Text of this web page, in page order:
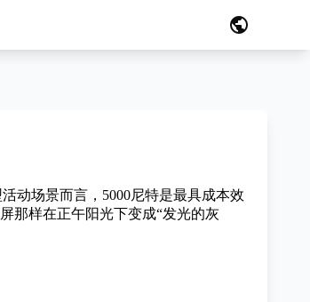
public
动场景而言，5000尼特是最具成本效
那样在正午阳光下变成“发光的灰